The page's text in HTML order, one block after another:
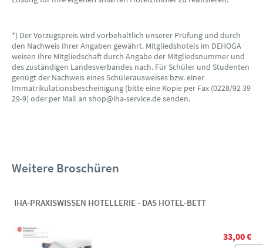
*) Der Vorzugspreis wird vorbehaltlich unserer Prüfung und durch
den Nachweis Ihrer Angaben gewährt. Mitgliedshotels im DEHOGA
weisen Ihre Mitgliedschaft durch Angabe der Mitgliedsnummer und
des zuständigen Landesverbandes nach. Für Schüler und Studenten
genügt der Nachweis eines Schülerausweises bzw. einer
Immatrikulationsbescheinigung (bitte eine Kopie per Fax (0228/92 39
29-9) oder per Mail an shop@iha-service.de senden.
Weitere Broschüren
IHA-PRAXISWISSEN HOTELLERIE - DAS HOTEL-BETT
33,00 €